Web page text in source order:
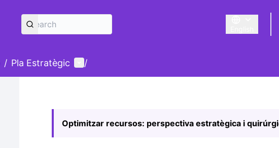
Triar la llengua
/ Pla Estratègic User menu
/
Optimitzar recursos: perspectiva estratègica i